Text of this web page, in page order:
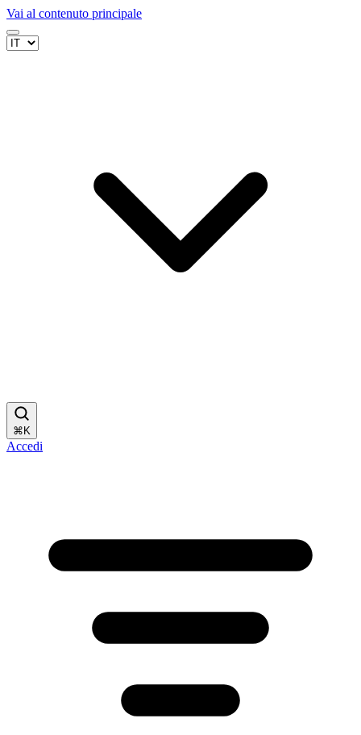
Vai al contenuto principale
⌘ K
Accedi